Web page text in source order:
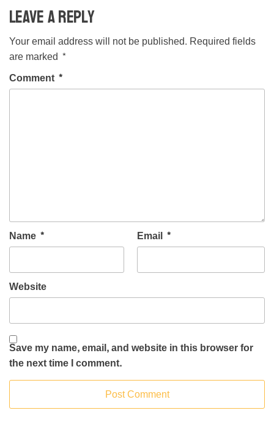
Leave a Reply
Your email address will not be published. Required fields
are marked *
Comment *
Name * Email *
Website
Save my name, email, and website in this browser for
the next time I comment.